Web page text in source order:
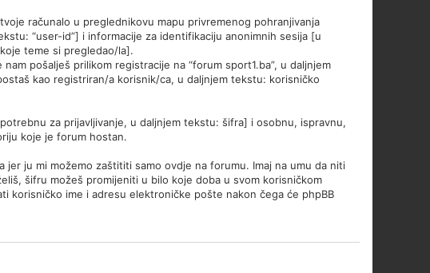
računalo u preglednikovu mapu privremenog pohranjivanja
“user-id”] i informacije za identifikaciju anonimnih sesija [u
teme si pregledao/la].
pošalješ prilikom registracije na “forum sport1.ba”, u daljnjem
kao registriran/a korisnik/ca, u daljnjem tekstu: korisničko
za prijavljivanje, u daljnjem tekstu: šifra] i osobnu, ispravnu,
koje je forum hostan.
ju mi možemo zaštititi samo ovdje na forumu. Imaj na umu da niti
šifru možeš promijeniti u bilo koje doba u svom korisničkom
korisničko ime i adresu elektroničke pošte nakon čega će phpBB